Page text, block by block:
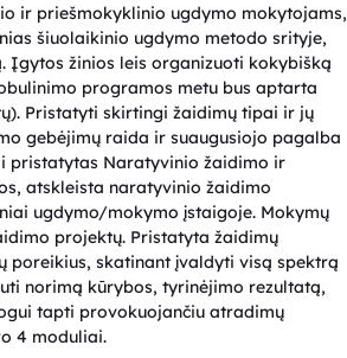
ir priešmokyklinio ugdymo mokytojams,
šiuolaikinio ugdymo metodo srityje,
Įgytos žinios leis organizuoti kokybišką
programos metu bus aptarta
Pristatyti skirtingi žaidimų tipai ir jų
gebėjimų raida ir suaugusiojo pagalba
pristatytas Naratyvinio žaidimo ir
atskleista naratyvinio žaidimo
ugdymo/mokymo įstaigoje. Mokymų
projektų. Pristatyta žaidimų
poreikius, skatinant įvaldyti visą spektrą
norimą kūrybos, tyrinėjimo rezultatą,
tapti provokuojančiu atradimų
4 moduliai.